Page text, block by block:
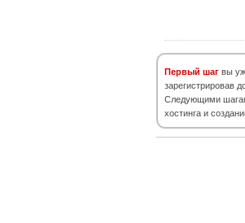
Первый шаг вы
зарегистрировав
Следующими
хостинга и